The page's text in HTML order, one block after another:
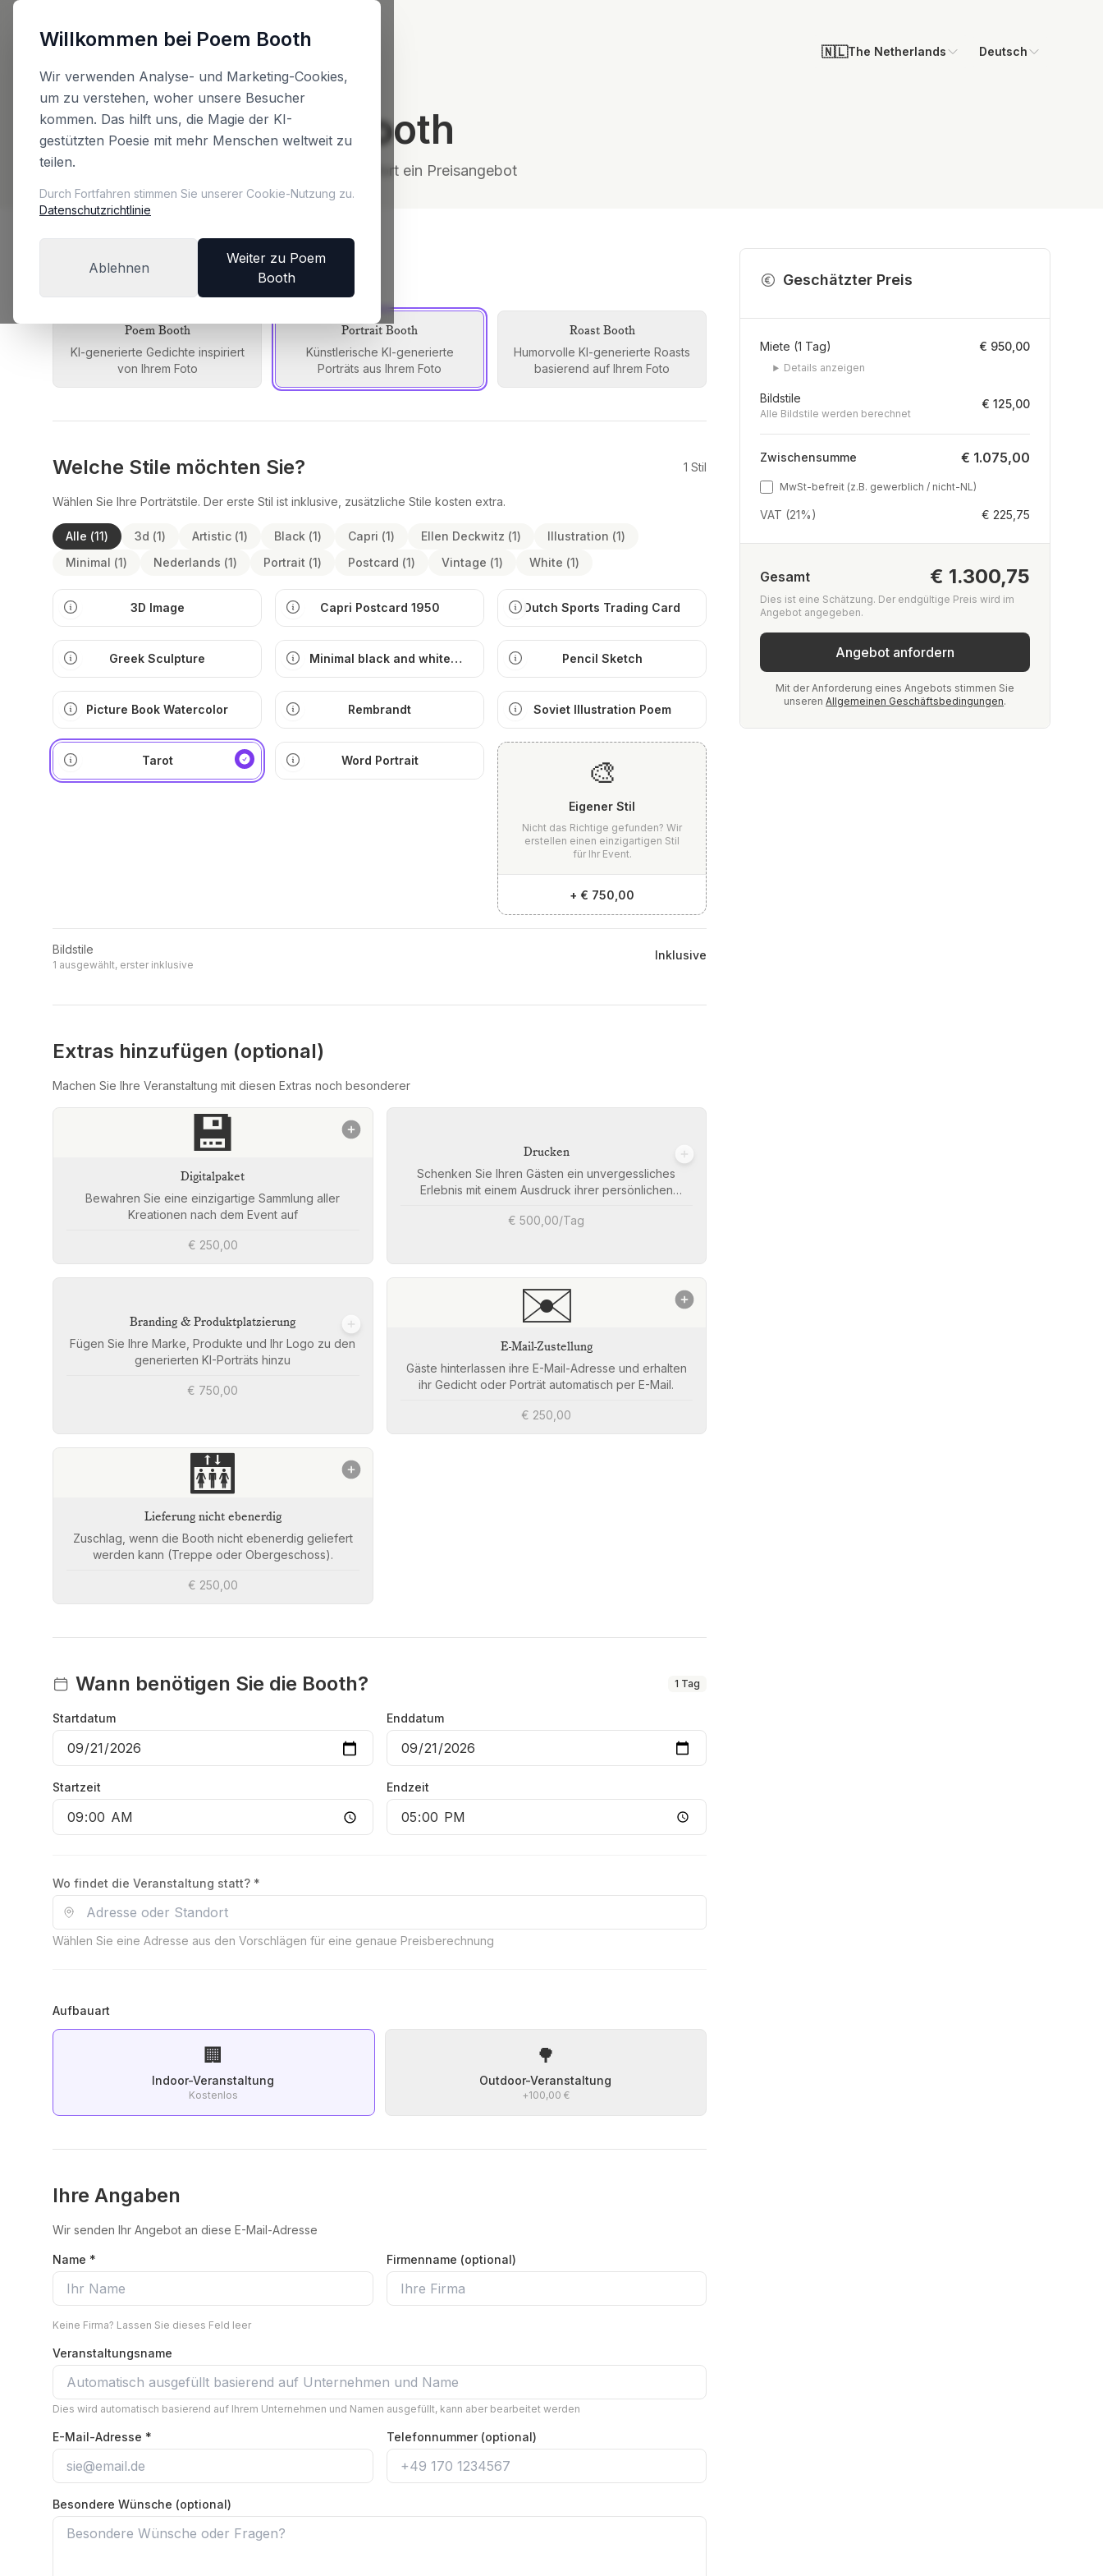
Willkommen bei Poem Booth
Wir verwenden Analyse- und Marketing-Cookies,
um zu verstehen, woher unsere Besucher
kommen. Das hilft uns, die Magie der KI-
gestützten Poesie mit mehr Menschen weltweit zu
teilen.
Durch Fortfahren stimmen Sie unserer Cookie-Nutzung zu.
Datenschutzrichtlinie
Ablehnen
Weiter zu Poem
Booth
🇳🇱The Netherlands Deutsch
Planen Sie Ihre Booth
Konfigurieren Sie Ihre Booth und erhalten Sie sofort ein Preisangebot
Wählen Sie Ihre Booth-Edition
Poem Booth
KI-generierte Gedichte inspiriert
von Ihrem Foto
Portrait Booth
Künstlerische KI-generierte
Porträts aus Ihrem Foto
Roast Booth
Humorvolle KI-generierte Roasts
basierend auf Ihrem Foto
Welche Stile möchten Sie? 1 Stil
Wählen Sie Ihre Porträtstile. Der erste Stil ist inklusive, zusätzliche Stile kosten extra.
Alle (11) 3d (1) Artistic (1) Black (1) Capri (1) Ellen Deckwitz (1) Illustration (1)
Minimal (1) Nederlands (1) Portrait (1) Postcard (1) Vintage (1) White (1)
3D Image Capri Postcard 1950 Dutch Sports Trading Card
Greek Sculpture
Minimal black and white
illustration
Pencil Sketch
Picture Book Watercolor Rembrandt Soviet Illustration Poem
Tarot Word Portrait 🎨
Eigener Stil
Nicht das Richtige gefunden? Wir
erstellen einen einzigartigen Stil
für Ihr Event.
+ € 750,00
Bildstile
1 ausgewählt, erster inklusive
Inklusive
Extras hinzufügen (optional)
Machen Sie Ihre Veranstaltung mit diesen Extras noch besonderer
💾
Digitalpaket
Bewahren Sie eine einzigartige Sammlung aller
Kreationen nach dem Event auf
€ 250,00
Drucken
Schenken Sie Ihren Gästen ein unvergessliches
Erlebnis mit einem Ausdruck ihrer persönlichen
€ 500,00/Tag
Branding & Produktplatzierung
Fügen Sie Ihre Marke, Produkte und Ihr Logo zu den
generierten KI-Porträts hinzu
€ 750,00
✉️
E-Mail-Zustellung
Gäste hinterlassen ihre E-Mail-Adresse und erhalten
ihr Gedicht oder Porträt automatisch per E-Mail.
€ 250,00
🛗
Lieferung nicht ebenerdig
Zuschlag, wenn die Booth nicht ebenerdig geliefert
werden kann (Treppe oder Obergeschoss).
€ 250,00
Wann benötigen Sie die Booth? 1 Tag
Startdatum Enddatum
Startzeit Endzeit
Wo findet die Veranstaltung statt? *
Wählen Sie eine Adresse aus den Vorschlägen für eine genaue Preisberechnung
Aufbauart
🏢
Indoor-Veranstaltung
Kostenlos
🌳
Outdoor-Veranstaltung
+100,00 €
Ihre Angaben
Wir senden Ihr Angebot an diese E-Mail-Adresse
Name * Firmenname (optional)
Keine Firma? Lassen Sie dieses Feld leer
Veranstaltungsname
Dies wird automatisch basierend auf Ihrem Unternehmen und Namen ausgefüllt, kann aber bearbeitet werden
E-Mail-Adresse * Telefonnummer (optional)
Besondere Wünsche (optional)
Geschätzter Preis
Miete (1 Tag) € 950,00
Details anzeigen
Bildstile
Alle Bildstile werden berechnet
€ 125,00
Zwischensumme € 1.075,00
MwSt-befreit (z.B. gewerblich / nicht-NL)
VAT (21%) € 225,75
Gesamt € 1.300,75
Dies ist eine Schätzung. Der endgültige Preis wird im
Angebot angegeben.
Angebot anfordern
Mit der Anforderung eines Angebots stimmen Sie
unseren Allgemeinen Geschäftsbedingungen.